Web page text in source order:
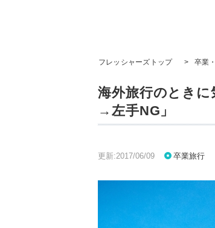
フレッシャーズトップ > 卒業
海外旅行のとき
→左手NG」
更新:2017/06/09 卒業旅行